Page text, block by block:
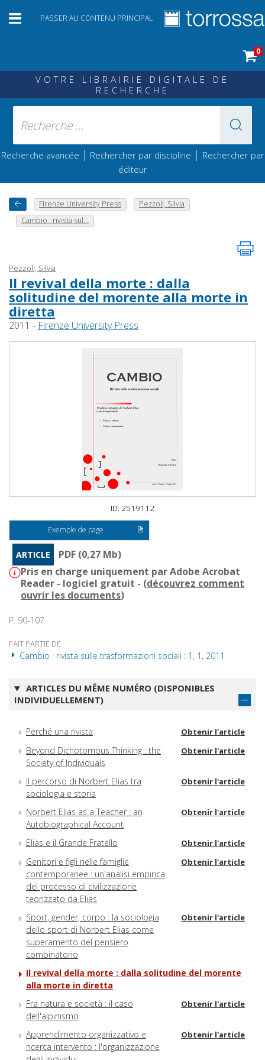
PASSER AU CONTENU PRINCIPAL
0
VOTRE LIBRAIRIE DIGITALE DE
RECHERCHE
Recherche avancée | Rechercher par discipline | Rechercher par
éditeur
Firenze University Press
Pezzoli, Silvia
Cambio : rivista sul...
Pezzoli, Silvia
Il revival della morte : dalla
solitudine del morente alla morte in
diretta
2011 - Firenze University Press
ID: 2519112
Exemple de page
ARTICLE
PDF (0,27 Mb)
Pris en charge uniquement par Adobe Acrobat
Reader - logiciel gratuit - (découvrez comment
ouvrir les documents)
P. 90-107
FAIT PARTIE DE
Cambio : rivista sulle trasformazioni sociali : 1, 1, 2011
ARTICLES DU MÊME NUMÉRO (DISPONIBLES
INDIVIDUELLEMENT)
Perché una rivista Obtenir l'article
Beyond Dichotomous Thinking : the
Society of Individuals
Obtenir l'article
Il percorso di Norbert Elias tra
sociologia e storia
Obtenir l'article
Norbert Elias as a Teacher : an
Autobiographical Account
Obtenir l'article
Elias e il Grande Fratello Obtenir l'article
Genitori e figli nelle famiglie
contemporanee : un'analisi empirica
del processo di civilizzazione
teorizzato da Elias
Obtenir l'article
Sport, gender, corpo : la sociologia
dello sport di Norbert Elias come
superamento del pensiero
combinatorio
Obtenir l'article
Il revival della morte : dalla solitudine del morente
alla morte in diretta
Fra natura e società : il caso
dell'alpinismo
Obtenir l'article
Apprendimento organizzativo e
ricerca intervento : l'organizzazione
Obtenir l'article